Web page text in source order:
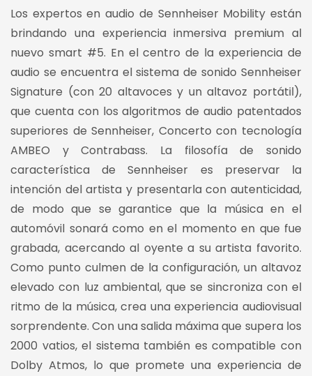
Los expertos en audio de Sennheiser Mobility están
brindando una experiencia inmersiva premium al
nuevo smart #5. En el centro de la experiencia de
audio se encuentra el sistema de sonido Sennheiser
Signature (con 20 altavoces y un altavoz portátil),
que cuenta con los algoritmos de audio patentados
superiores de Sennheiser, Concerto con tecnología
AMBEO y Contrabass. La filosofía de sonido
característica de Sennheiser es preservar la
intención del artista y presentarla con autenticidad,
de modo que se garantice que la música en el
automóvil sonará como en el momento en que fue
grabada, acercando al oyente a su artista favorito.
Como punto culmen de la configuración, un altavoz
elevado con luz ambiental, que se sincroniza con el
ritmo de la música, crea una experiencia audiovisual
sorprendente. Con una salida máxima que supera los
2000 vatios, el sistema también es compatible con
Dolby Atmos, lo que promete una experiencia de